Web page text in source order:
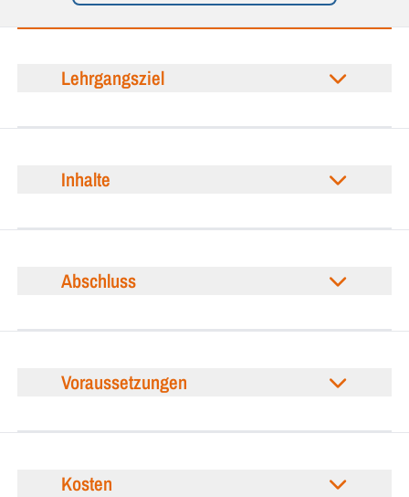
Lehrgangsziel
Inhalte
Abschluss
Voraussetzungen
Kosten